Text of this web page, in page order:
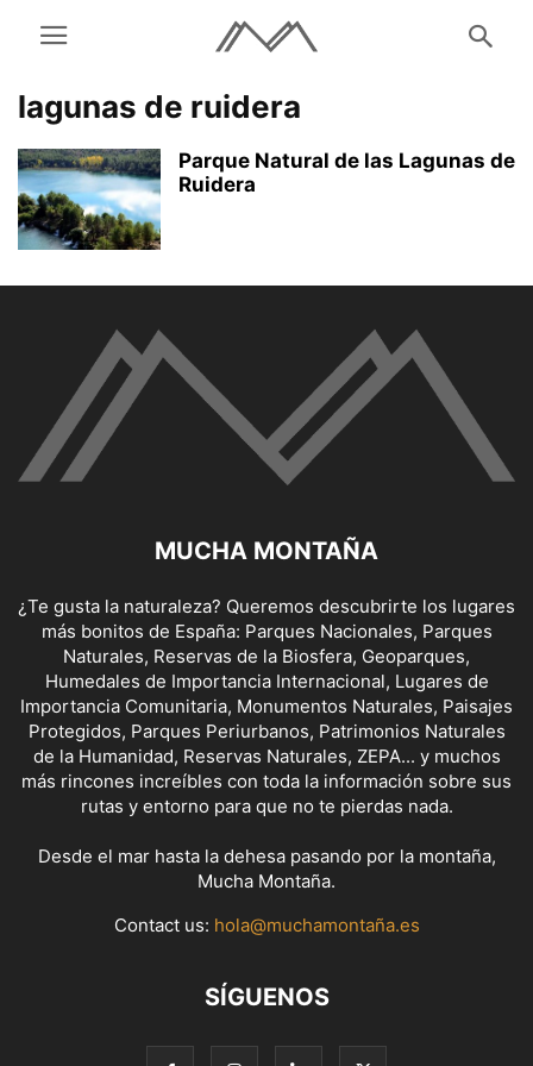
lagunas de ruidera
Parque Natural de las Lagunas de
Ruidera
MUCHA MONTAÑA
¿Te gusta la naturaleza? Queremos descubrirte los lugares
más bonitos de España: Parques Nacionales, Parques
Naturales, Reservas de la Biosfera, Geoparques,
Humedales de Importancia Internacional, Lugares de
Importancia Comunitaria, Monumentos Naturales, Paisajes
Protegidos, Parques Periurbanos, Patrimonios Naturales
de la Humanidad, Reservas Naturales, ZEPA... y muchos
más rincones increíbles con toda la información sobre sus
rutas y entorno para que no te pierdas nada.
Desde el mar hasta la dehesa pasando por la montaña,
Mucha Montaña.
Contact us: hola@muchamontaña.es
SÍGUENOS